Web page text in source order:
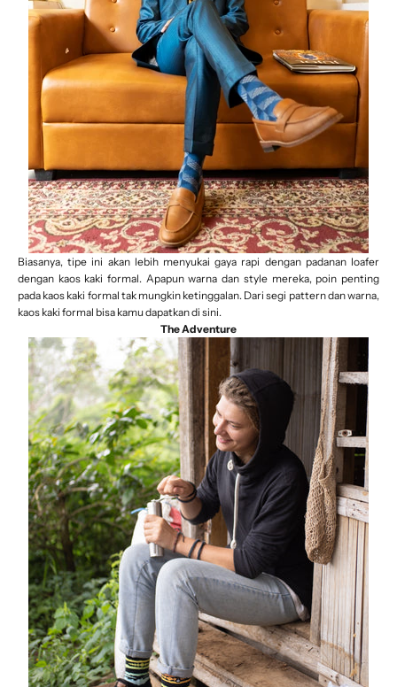
Biasanya, tipe ini akan lebih menyukai gaya rapi dengan padanan loafer
dengan kaos kaki formal. Apapun warna dan style mereka, poin penting
pada kaos kaki formal tak mungkin ketinggalan. Dari segi pattern dan warna,
kaos kaki formal bisa kamu dapatkandi sini.
The Adventure